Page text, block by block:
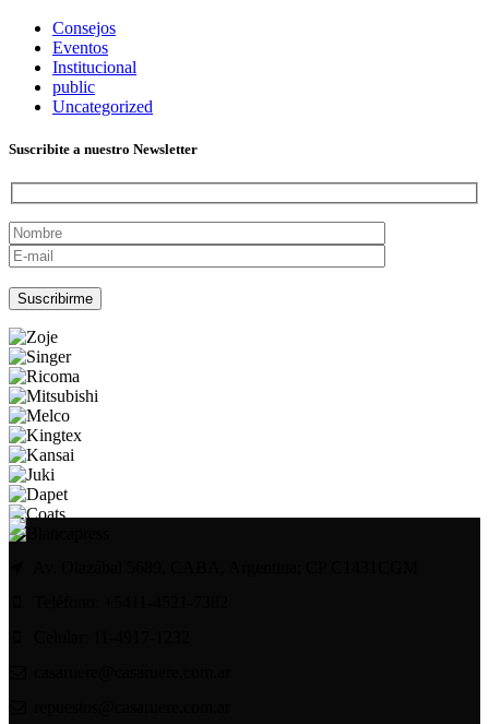
Consejos
Eventos
Institucional
public
Uncategorized
Suscribite a nuestro Newsletter